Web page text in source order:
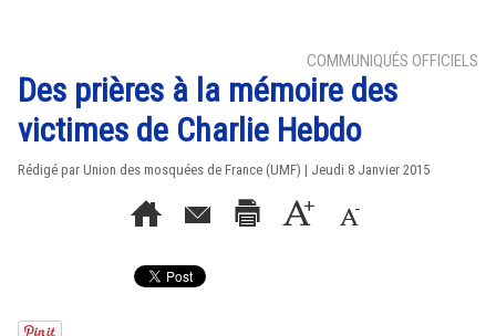
COMMUNIQUÉS OFFICIELS
Des prières à la mémoire des
victimes de Charlie Hebdo
Rédigé par Union des mosquées de France (UMF) | Jeudi 8 Janvier 2015